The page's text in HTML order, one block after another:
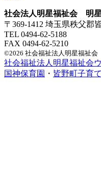
社会法人明星福祉会 明
〒369-1412 埼玉県秩父郡
TEL 0494-62-5188
FAX 0494-62-5210
©2026 社会福祉法人明星福祉会
社会福祉法人明星福祉会
国神保育園 ・ 皆野町子育